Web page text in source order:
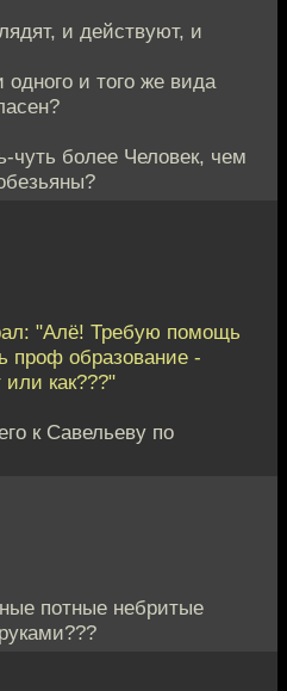
и действуют, и
и того же вида
чуть более Человек, чем
"Алё! Требую помощь
проф образование -
как???"
к Савельеву по
потные небритые